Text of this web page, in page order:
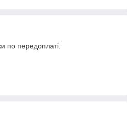
по передоплаті.